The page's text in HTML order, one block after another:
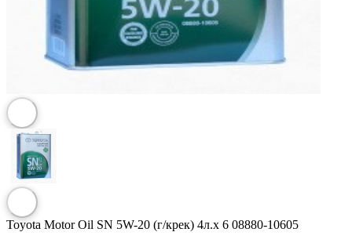
Toyota Motor Oil SN 5W-20 (г/крек) 4л.х 6 08880-10605